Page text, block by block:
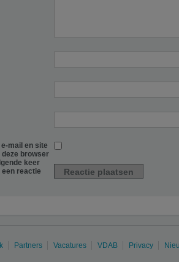
mail en site
deze browser
keer
reactie
Partners Vacatures VDAB Privacy